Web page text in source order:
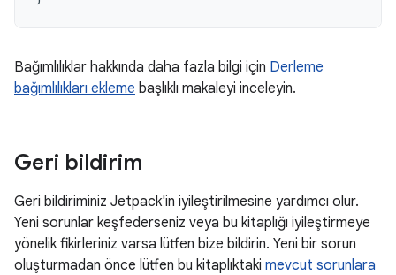
Bağımlılıklar hakkında daha fazla bilgi için Derleme
bağımlılıkları ekleme başlıklı makaleyi inceleyin.
Geri bildirim
Geri bildiriminiz Jetpack'in iyileştirilmesine yardımcı olur.
Yeni sorunlar keşfederseniz veya bu kitaplığı iyileştirmeye
yönelik fikirleriniz varsa lütfen bize bildirin. Yeni bir sorun
oluşturmadan önce lütfen bu kitaplıktaki mevcut sorunlara